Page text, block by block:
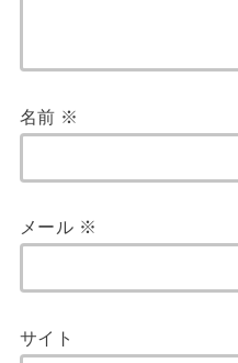
名前 ※
メール ※
サイト